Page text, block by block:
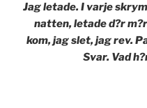
Jag letade. I varje
natten, letade d?r
kom, jag slet, jag rev.
Svar. Vad